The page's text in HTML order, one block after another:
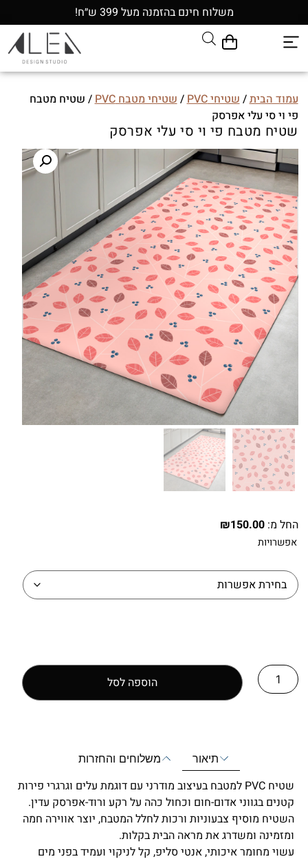
משלוח חינם בהזמנה מעל 399 ש״ח!
עמוד הבית/שטיחי PVC /שטיחי מטבח PVC
/ שטיח מטבח
פי וי סי עלי אפרסק
שטיח מטבח פי וי סי עלי אפרסק
החל מ: ₪150.00
אפשרויות
הוספה לסל
תיאור משלוחים והחזרות
שטיח PVC למטבח בעיצוב מודרני עם דוגמת עלים וגרגרי פירות
קטנים בגווני אדום-חום וכחול כהה על רקע ורוד-אפרסק עדין.
השטיח מוסיף צבעוניות ורכות לחלל המטבח, יוצר אווירה חמה
ומזמינה ומשדרג את מראה הבית בקלות.
עשוי מחומר איכותי, אנטי סליפ, קל לניקוי ועמיד בפני מים